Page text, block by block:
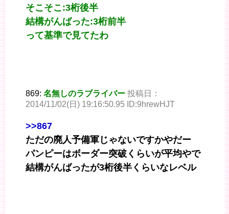
そこそこ:3桁後半
結構がんばった:3桁前半
って基準で見てたわ
869: 名無しのラブライバー 投稿日：
2014/11/02(日) 19:16:50.95 ID:9hrewHJT
>>867
ただの廃人予備軍じゃないですかやだー
パンピーはボーダー突破くらいが平均やで
結構がんばったが3桁後半くらいなレベル